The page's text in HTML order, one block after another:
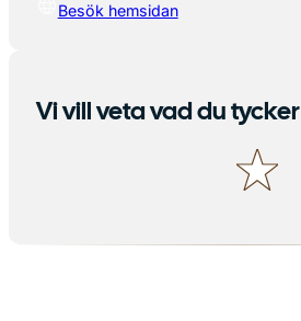
Besök hemsidan
Vi vill veta vad du tycker